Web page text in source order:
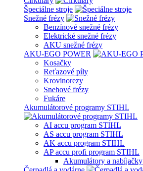
Špeciálne stroje
Snežné frézy
Benzínové snežné frézy
Elektrické snežné frézy
AKU snežné frézy
AKU-EGO POWER
Kosačky
Reťazové píly
Krovinorezy
Snehové frézy
Fukáre
Akumulátorové programy STIHL
AI accu program STIHL
AS accu program STIHL
AK accu program STIHL
AP accu profi program STIHL
Akumulátory a nabíjačky